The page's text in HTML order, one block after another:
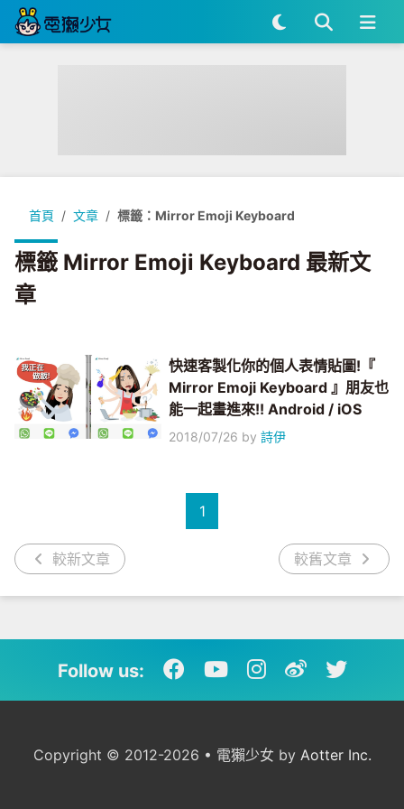
首頁 文章 標籤：Mirror Emoji Keyboard
標籤 Mirror Emoji Keyboard 最新文
章
快速客製化你的個人表情貼圖!『
Mirror Emoji Keyboard 』朋友也
能一起畫進來!! Android / iOS
2018/07/26 by詩伊
較新文章
1
較舊文章
Follow us:
Copyright © 2012-2026 • 電獺少女 by Aotter Inc.